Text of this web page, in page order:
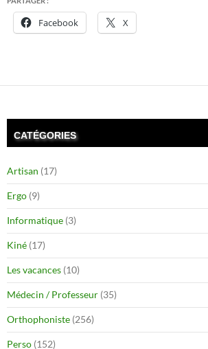
Facebook X
CATÉGORIES
Artisan (17)
Ergo (9)
Informatique (3)
Kiné (17)
Les vacances (10)
Médecin / Professeur (35)
Orthophoniste (256)
Perso (152)